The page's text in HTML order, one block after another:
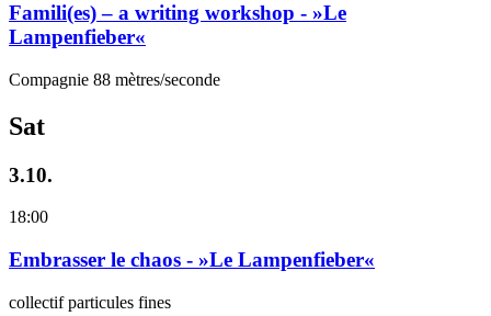
Famili(es) – a writing workshop - »Le
Lampenfieber«
Compagnie 88 mètres/seconde
Sat
3.10.
18:00
Embrasser le chaos - »Le Lampenfieber«
collectif particules fines